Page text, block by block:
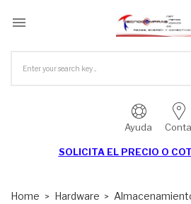

Ayuda
SOLICITA EL PRECIO O
Home Hardware